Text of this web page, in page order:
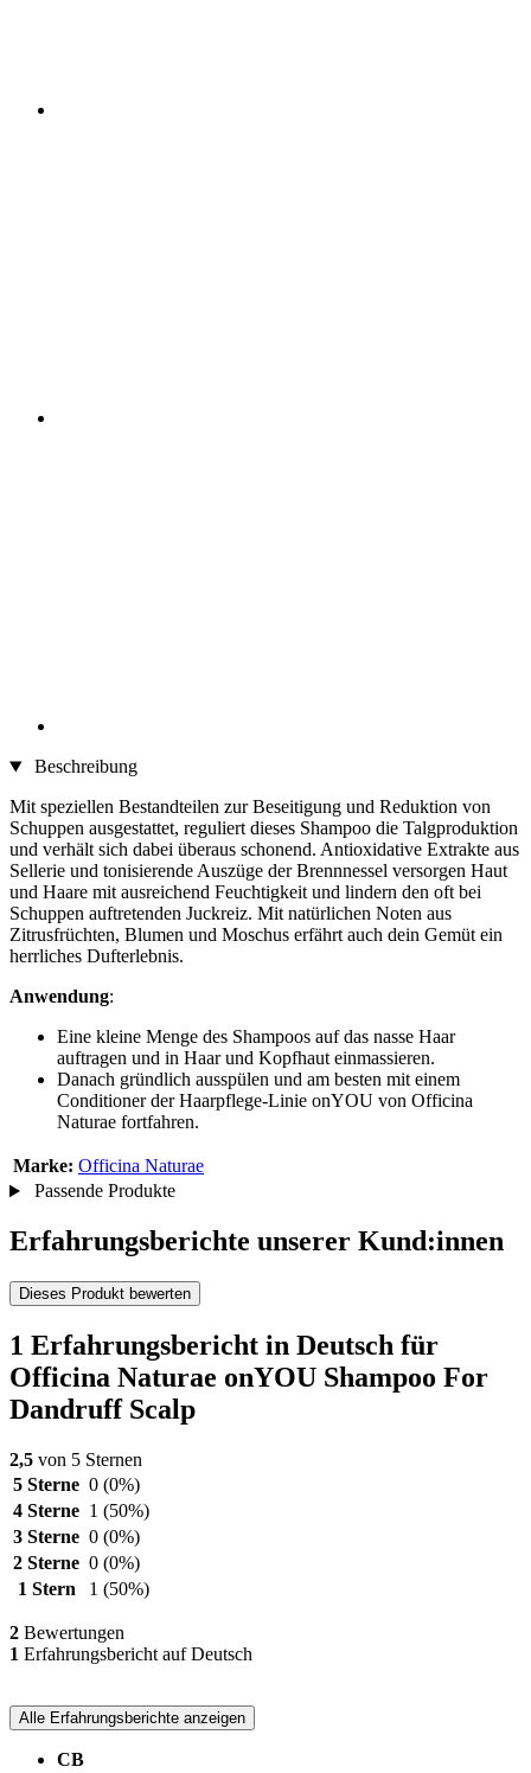
Beschreibung
Mit speziellen Bestandteilen zur Beseitigung und Reduktion von
Schuppen ausgestattet, reguliert dieses Shampoo die Talgproduktion
und verhält sich dabei überaus schonend. Antioxidative Extrakte aus
Sellerie und tonisierende Auszüge der Brennnessel versorgen Haut
und Haare mit ausreichend Feuchtigkeit und lindern den oft bei
Schuppen auftretenden Juckreiz. Mit natürlichen Noten aus
Zitrusfrüchten, Blumen und Moschus erfährt auch dein Gemüt ein
herrliches Dufterlebnis.
Anwendung:
Eine kleine Menge des Shampoos auf das nasse Haar
auftragen und in Haar und Kopfhaut einmassieren.
Danach gründlich ausspülen und am besten mit einem
Conditioner der Haarpflege-Linie onYOU von Officina
Naturae fortfahren.
Marke: Officina Naturae
Passende Produkte
Erfahrungsberichte unserer Kund:innen
Dieses Produkt bewerten
1 Erfahrungsbericht in Deutsch für
Officina Naturae onYOU Shampoo For
Dandruff Scalp
2,5 von 5 Sternen
5 Sterne 0 (0%)
4 Sterne 1 (50%)
3 Sterne 0 (0%)
2 Sterne 0 (0%)
1 Stern
1 (50%)
2 Bewertungen
1 Erfahrungsbericht auf Deutsch
Alle Erfahrungsberichte anzeigen
CB